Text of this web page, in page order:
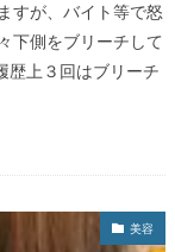
すが、バイト等で怒
下側をブリーチして
歴上３回はブリーチ
美容